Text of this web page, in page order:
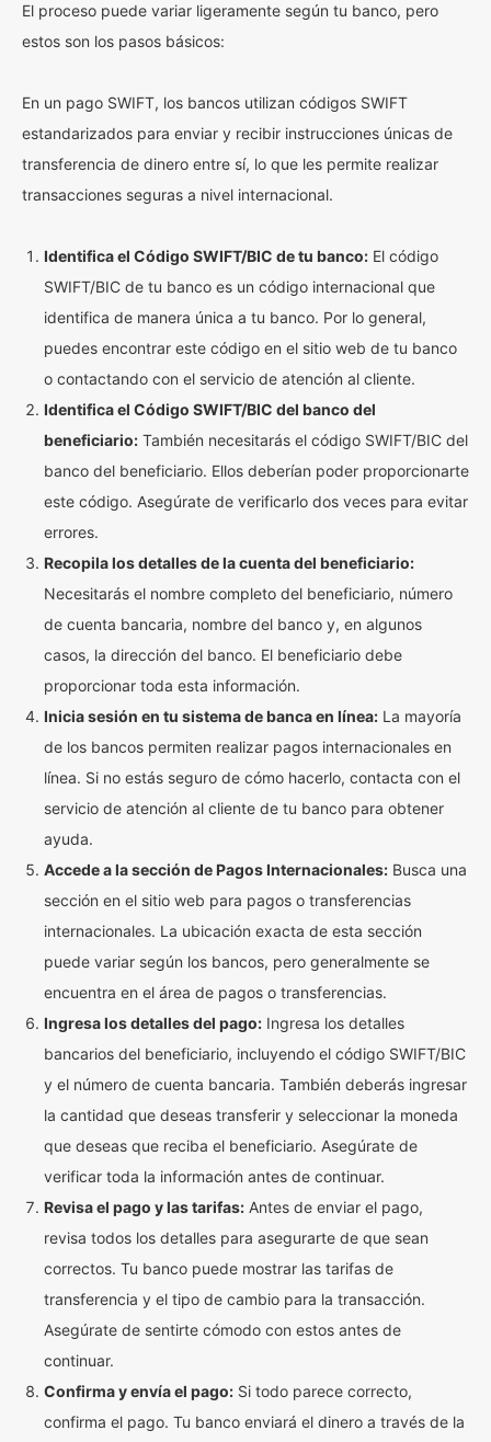
El proceso puede variar ligeramente según tu banco, pero
estos son los pasos básicos:
En un pago SWIFT, los bancos utilizan códigos SWIFT
estandarizados para enviar y recibir instrucciones únicas de
transferencia de dinero entre sí, lo que les permite realizar
transacciones seguras a nivel internacional.
Identifica el Código SWIFT/BIC de tu banco: El código
SWIFT/BIC de tu banco es un código internacional que
identifica de manera única a tu banco. Por lo general,
puedes encontrar este código en el sitio web de tu banco
o contactando con el servicio de atención al cliente.
Identifica el Código SWIFT/BIC del banco del
beneficiario: También necesitarás el código SWIFT/BIC del
banco del beneficiario. Ellos deberían poder proporcionarte
este código. Asegúrate de verificarlo dos veces para evitar
errores.
Recopila los detalles de la cuenta del beneficiario:
Necesitarás el nombre completo del beneficiario, número
de cuenta bancaria, nombre del banco y, en algunos
casos, la dirección del banco. El beneficiario debe
proporcionar toda esta información.
Inicia sesión en tu sistema de banca en línea: La mayoría
de los bancos permiten realizar pagos internacionales en
línea. Si no estás seguro de cómo hacerlo, contacta con el
servicio de atención al cliente de tu banco para obtener
ayuda.
Accede a la sección de Pagos Internacionales: Busca una
sección en el sitio web para pagos o transferencias
internacionales. La ubicación exacta de esta sección
puede variar según los bancos, pero generalmente se
encuentra en el área de pagos o transferencias.
Ingresa los detalles del pago: Ingresa los detalles
bancarios del beneficiario, incluyendo el código SWIFT/BIC
y el número de cuenta bancaria. También deberás ingresar
la cantidad que deseas transferir y seleccionar la moneda
que deseas que reciba el beneficiario. Asegúrate de
verificar toda la información antes de continuar.
Revisa el pago y las tarifas: Antes de enviar el pago,
revisa todos los detalles para asegurarte de que sean
correctos. Tu banco puede mostrar las tarifas de
transferencia y el tipo de cambio para la transacción.
Asegúrate de sentirte cómodo con estos antes de
continuar.
Confirma y envía el pago: Si todo parece correcto,
confirma el pago. Tu banco enviará el dinero a través de la